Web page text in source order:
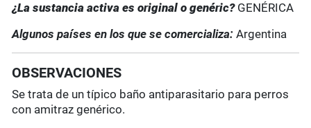
¿La sustancia activa es original o genéric?GENÉRICA
Algunos países en los que se comercializa: Argentina
OBSERVACIONES
Se trata de un típico baño antiparasitario para perros
con amitraz genérico.